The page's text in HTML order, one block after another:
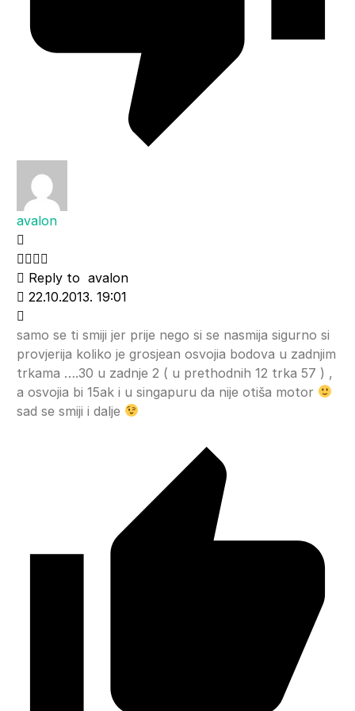
avalon
Reply to avalon
22.10.2013. 19:01
samo se ti smiji jer prije nego si se nasmija sigurno si
provjerija koliko je grosjean osvojia bodova u zadnjim
trkama ….30 u zadnje 2 ( u prethodnih 12 trka 57 ) ,
a osvojia bi 15ak i u singapuru da nije otiša motor
sad se smiji i dalje